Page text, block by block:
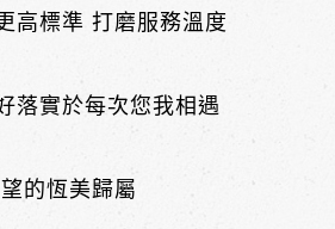
高標準 打磨服務溫度
落實於每次您我相遇
的恆美歸屬